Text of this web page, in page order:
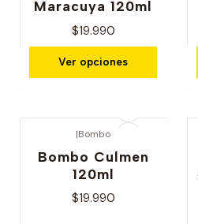
Maracuya 120ml
$19.990
Ver opciones
|Bombo
Bombo Culmen
120ml
$19.990